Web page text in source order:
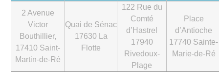
2 Avenue
Victor
Bouthillier,
17410 Saint-
Martin-de-Ré
Quai de Sénac
17630 La
Flotte
122 Rue du
Comté
d’Hastrel
17940
Rivedoux-
Plage
Place
d’Antioche
17740 Sainte-
Marie-de-Ré